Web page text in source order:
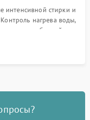
интенсивной стирки и
нагрева воды,
вибраций,
под корпусом.